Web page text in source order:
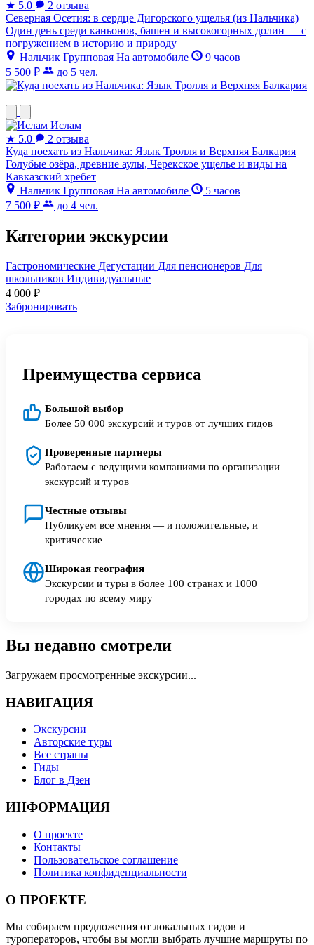
★ 5.0
2 отзыва
Северная Осетия: в сердце Дигорского ущелья (из Нальчика)
Один день среди каньонов, башен и высокогорных долин — с
погружением в историю и природу
Нальчик Групповая На автомобиле
9 часов
5 500 ₽
до 5 чел.
Ислам
★ 5.0
2 отзыва
Куда поехать из Нальчика: Язык Тролля и Верхняя Балкария
Голубые озёра, древние аулы, Черекское ущелье и виды на
Кавказский хребет
Нальчик Групповая На автомобиле
5 часов
7 500 ₽
до 4 чел.
Категории экскурсии
Гастрономические Дегустации Для пенсионеров Для
школьников Индивидуальные
4 000 ₽
Забронировать
Преимущества сервиса
Большой выбор
Более 50 000 экскурсий и туров от лучших гидов
Проверенные партнеры
Работаем с ведущими компаниями по организации
экскурсий и туров
Честные отзывы
Публикуем все мнения — и положительные, и
критические
Широкая география
Экскурсии и туры в более 100 странах и 1000
городах по всему миру
Вы недавно смотрели
Загружаем просмотренные экскурсии...
НАВИГАЦИЯ
Экскурсии
Авторские туры
Все страны
Гиды
Блог в Дзен
ИНФОРМАЦИЯ
О проекте
Контакты
Пользовательское соглашение
Политика конфиденциальности
О ПРОЕКТЕ
Мы собираем предложения от локальных гидов и
туроператоров, чтобы вы могли выбрать лучшие маршруты по